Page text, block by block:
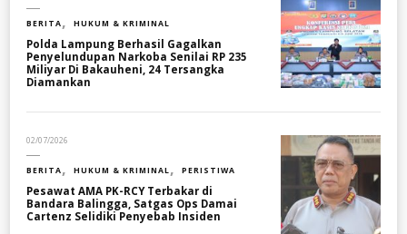
BERITA HUKUM & KRIMINAL
Polda Lampung Berhasil Gagalkan
Penyelundupan Narkoba Senilai RP 235
Miliyar Di Bakauheni, 24 Tersangka
Diamankan
02/07/2026
BERITA HUKUM & KRIMINAL PERISTIWA
Pesawat AMA PK-RCY Terbakar di
Bandara Balingga, Satgas Ops Damai
Cartenz Selidiki Penyebab Insiden